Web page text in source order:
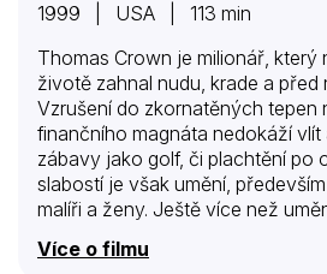
1999 | USA | 113 min
Thomas Crown je milionář, který
životě zahnal nudu, krade a před
Vzrušení do zkornatěných tepen
finančního magnáta nedokáží vlít
zábavy jako golf, či plachtění po
slabostí je však umění,
malíři a ženy. Ještě více než
proto, když se na scéně objeví
chladnokrevně cílevědomá
Více o filmu